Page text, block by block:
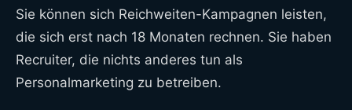
Sie können sich Reichweiten-Kampagnen leisten,
die sich erst nach 18 Monaten rechnen. Sie haben
Recruiter, die nichts anderes tun als
Personalmarketing zu betreiben.